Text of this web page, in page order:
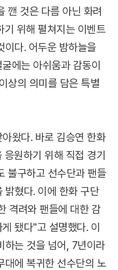
깬 것은 다름 아닌 화려
기 위해 펼쳐지는 이벤트
이다. 어두운 밤하늘을
에는 아쉬움과 감동이
상의 의미를 담은 특별
왔다. 바로 김승연 한화
원하기 위해 직접 경기
불구하고 선수단과 팬들
밝혔다. 이에 한화 구단
격려와 팬들에 대한 감
됐다"고 설명했다. 이
하는 것을 넘어, 7년이라
대에 복귀한 선수단의 노